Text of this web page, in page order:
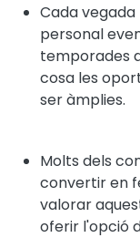
Cada
personal
temporades
cosa les
ser àmplies.
Molts dels
convertir en
valorar
oferir l'opció